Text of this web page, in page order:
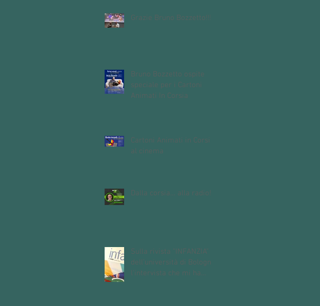
Grazie Bruno Bozzetto!!!
Bruno Bozzetto ospite
speciale per i Cartoni
Animati In Corsia
Cartoni Animati in Corsia
al cinema
Dalla corsia… alla radio!
Sulla rivista "INFANZIA"
dell'università di Bologna,
l'intervista che mi ha